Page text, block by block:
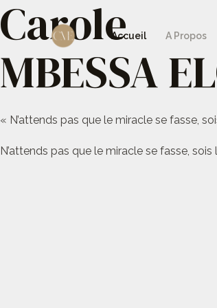
Aller
au
Accueil A Propos
Carole
MBESSA
« N’attends pas que le miracle se fasse,
N’attends pas que le miracle se fasse,